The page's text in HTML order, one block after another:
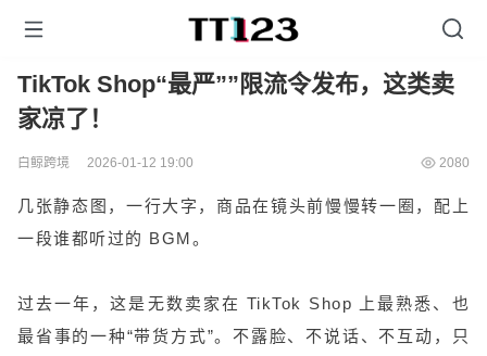
TikTok Shop“最严””限流令发布，这类卖
家凉了！
白鲸跨境 2026-01-12 19:00 2080
几张静态图，一行大字，商品在镜头前慢慢转一圈，配上
一段谁都听过的 BGM。
过去一年，这是无数卖家在 TikTok Shop 上最熟悉、也
最省事的一种“带货方式”。不露脸、不说话、不互动，只